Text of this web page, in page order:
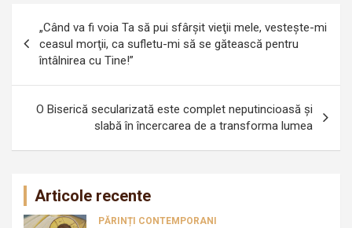
în
articole
„Când va fi voia Ta să pui sfârşit vieţii mele, vesteşte-mi
ceasul morţii, ca sufletu-mi să se gătească pentru
întâlnirea cu Tine!”
O Biserică secularizată este complet neputincioasă și
slabă în încercarea de a transforma lumea
Articole recente
PĂRINȚI CONTEMPORANI